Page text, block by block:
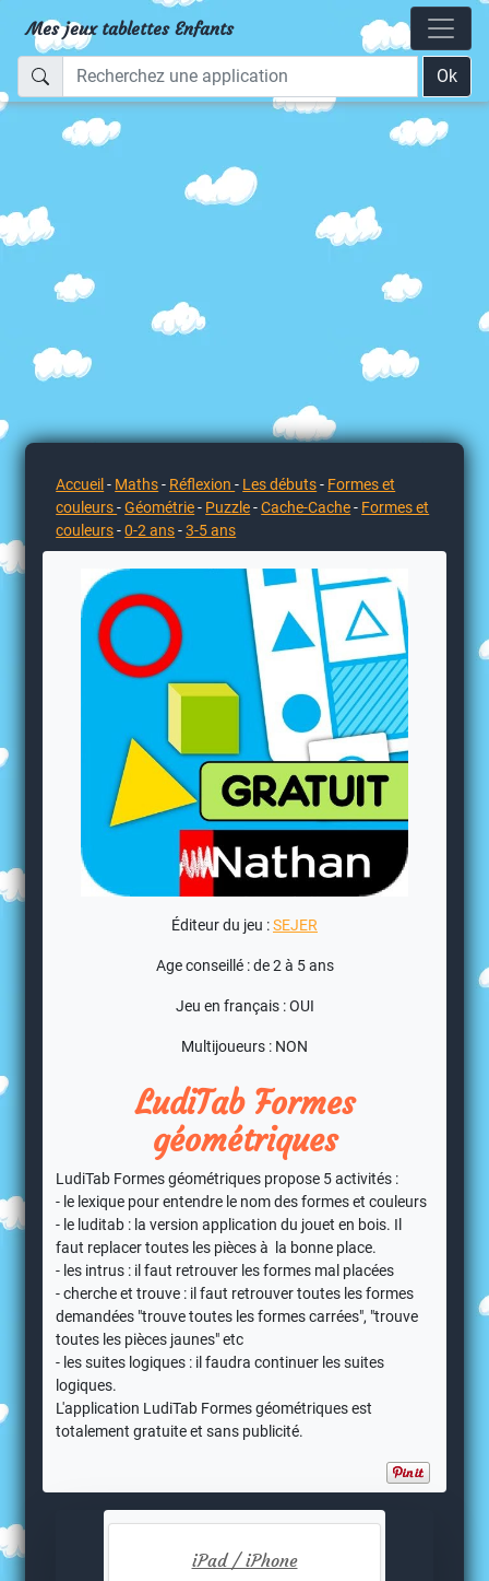
Mes jeux tablettes Enfants
Ok
Accueil - Maths- Réflexion- Les débuts- Formes et
couleurs-Géométrie- Puzzle-Cache-Cache- Formes et
couleurs-0-2 ans-3-5 ans
Éditeur du jeu :SEJER
Age conseillé : de 2 à 5 ans
Jeu en français : OUI
Multijoueurs : NON
LudiTab Formes
géométriques
LudiTab Formes géométriques propose 5 activités :
- le lexique pour entendre le nom des formes et couleurs
- le luditab : la version application du jouet en bois. Il
faut replacer toutes les pièces à la bonne place.
- les intrus : il faut retrouver les formes mal placées
- cherche et trouve : il faut retrouver toutes les formes
demandées "trouve toutes les formes carrées", "trouve
toutes les pièces jaunes" etc
- les suites logiques : il faudra continuer les suites
logiques.
L'application LudiTab Formes géométriques est
totalement gratuite et sans publicité.
iPad / iPhone